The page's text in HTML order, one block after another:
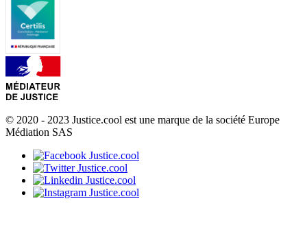
© 2020 - 2023 Justice.cool est une marque de la société Europe
Médiation SAS